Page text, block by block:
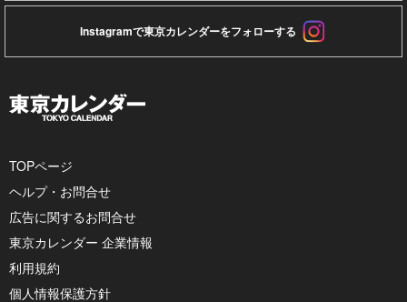
Instagramで東京カレンダーをフォローする
TOPページ
ヘルプ・お問合せ
広告に関するお問合せ
東京カレンダー 企業情報
利用規約
個人情報保護方針